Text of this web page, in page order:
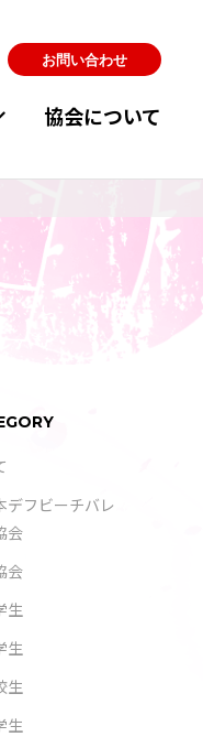
協会について
お問い合わせ
デフビーチバレ
会
会
生
生
生
生